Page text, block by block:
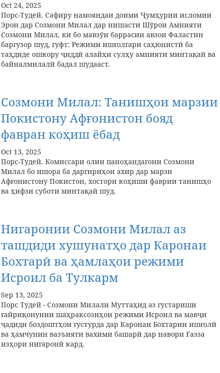
Oct 24, 2025
Порс-Тудей. Сафиру намояндаи доими Ҷумҳурии исломии
Эрон дар Созмони Милал дар нишасти Шӯрои Амнияти
Созмони Милал, ки бо мавзӯи баррасии авзои Фаластин
баргузор шуд, гуфт: Режими ишғолгари саҳюнистӣ ба
таҳдиде ошкору ҷиддӣ алайҳи сулҳу амнияти минтақаӣ ва
байналмилалӣ бадал шудааст.
Созмони Милал: Танишҳои марзии
Покистону Афғонистон бояд
фавран коҳиш ёбад
Oct 13, 2025
Порс-Тудей. Комиссари олии паноҳандагони Созмони
Милал бо ишора ба даргириҳои ахир дар марзи
Афғонистону Покистон, хостори коҳиши фаврии танишҳо
ва ҳифзи суботи минтақаӣ шуд.
Нигаронии Созмони Милал аз
ташдиди хушунатҳо дар Каронаи
Бохтарӣ ва ҳамлаҳои режими
Исроил ба Тулкарм
Sep 13, 2025
Порс Тудей - Созмони Милали Муттаҳид аз густариши
ғайриқонунии шаҳраксозиҳои режими Исроил ва мавҷи
ҷадиди боздоштҳои густурда дар Каронаи Бохтарии ишғолӣ
ва ҳамчунин вазъияти вахими башарӣ дар навори Ғазза
изҳори нигаронӣ кард.